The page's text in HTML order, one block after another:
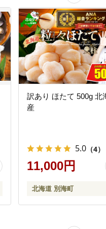
訳あり ほたて 500g 北
産
5.0 （4）
11,000円
北海道 別海町